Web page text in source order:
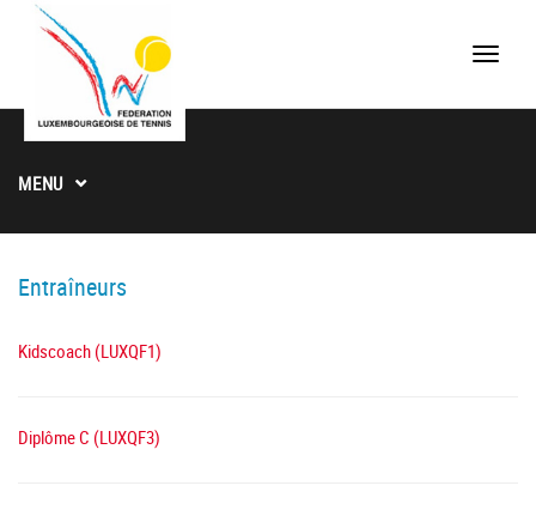
Toggle
MENU
Entraîneurs
Kidscoach (LUXQF1)
Diplôme C (LUXQF3)